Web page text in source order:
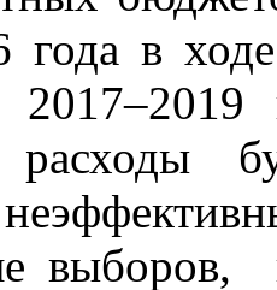
года в
выборов,